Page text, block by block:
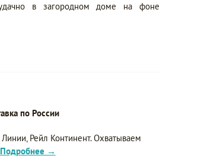
в загородном доме на фоне
по России
Рейл Континент. Охватываем
Подробнее →